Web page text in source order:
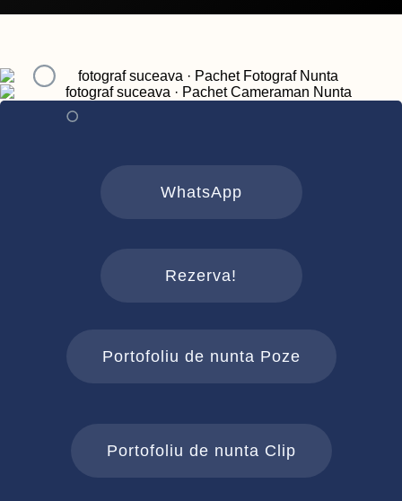
WhatsApp
Rezerva!
Portofoliu de nunta Poze
Portofoliu de nunta Clip